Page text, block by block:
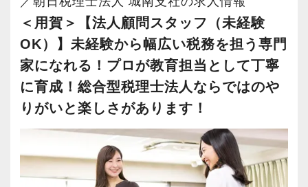
ため、自分の知識をかみ砕いて説明できる方が
向いています。
日々新しい事案が出てくるので、未知の業務に
も臆せずコツコツ取り組むことが求められま
す。
ときに「争続」となる事案もあるため、粘り強
く対応できる方が強みを発揮できるポジション
です。
また当法人は1社2名以上の複数担当制を採用し
ており、困ったことや分からないことがあって
もすぐにフォローし合うことが可能です。
【幅広い経験×深い専門性を持つ会計のプロを目
指せます！】
を活かしつつ入所後に自分の伸ばしたい分野を
探すことができます。
る場をご用意します！
【求める人物像】
巡回監査〜決算書作成まで一通りの税法の知識
を持ってクライアント対応できる方が希望で
す。
コミュニケーション能力が高い方、大歓迎。
≪応募条件≫
＜用賀＞【法人顧問スタッフ（未経験
OK）】未経験から幅広い税務を担う専門
家になれる！プロが教育担当として丁寧
に育成！総合型税理士法人ならではのや
りがいと楽しさがあります！